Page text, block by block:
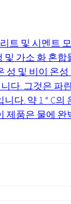
트 및 시멘트
및 가소 화 혼합
성 및 비이 온성
다. 그것은 파
다. 약 1 ° C의
제품은 물에 완